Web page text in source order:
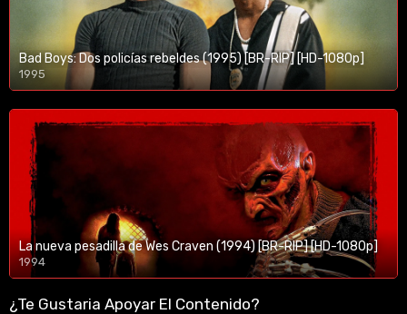
Bad Boys: Dos policías rebeldes (1995) [BR-RIP] [HD-1080p]
1995
1080p/720p
La nueva pesadilla de Wes Craven (1994) [BR-RIP] [HD-1080p]
1994
1080p/720p
¿Te Gustaria Apoyar El Contenido?